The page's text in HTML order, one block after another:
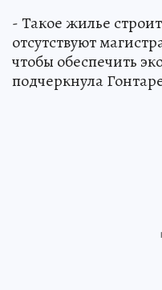
- Такое жилье
отсутствуют
чтобы обеспечить
подчеркнула